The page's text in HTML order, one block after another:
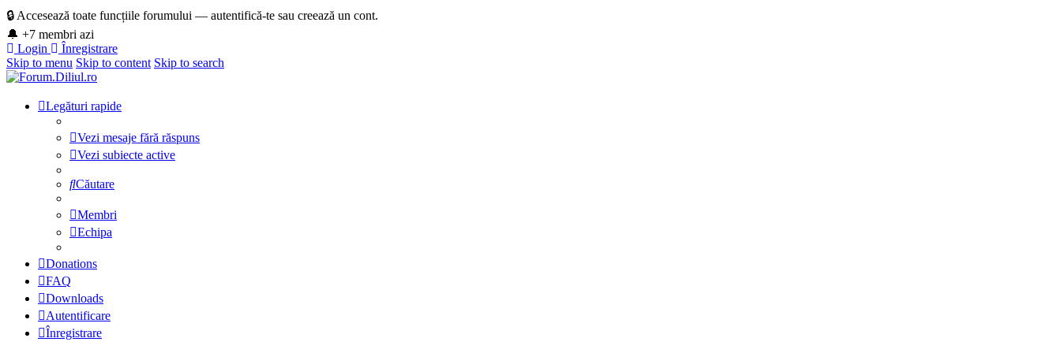
🔒 Accesează toate funcțiile forumului — autentifică-te sau creează un cont.
🔔 +7 membri azi
Login
Înregistrare
Skip to menu Skip to content Skip to search
Legături rapide
Vezi mesaje fără răspuns
Vezi subiecte active
Căutare
Membri
Echipa
Donations
FAQ
Downloads
Autentificare
Înregistrare